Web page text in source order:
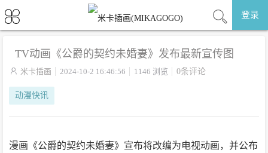
登录
TV动画《公爵的契约未婚妻》发布最新宣传图
 米卡插画 2024-10-2 16:46:56 1146 浏览 0条评论
动漫快讯
漫画《公爵的契约未婚妻》宣布将改编为电视动画，并公布